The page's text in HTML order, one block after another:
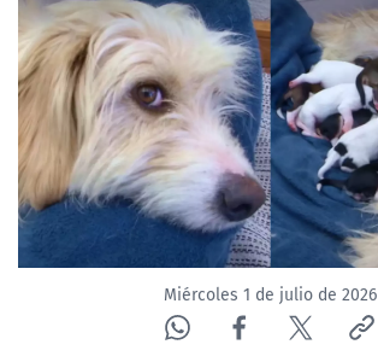
NTV
ACTUALIDAD Y TENDENCIAS
CORPORATIVO Y TRANSPARENCIA
CANAL DE DENUNCIAS
ÁREA DE PROYECTOS
Miércoles 1 de julio de 2026